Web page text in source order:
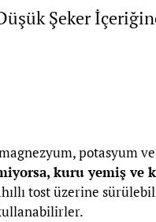
Şeker
potasyum
kuru yemiş ve
tost üzerine